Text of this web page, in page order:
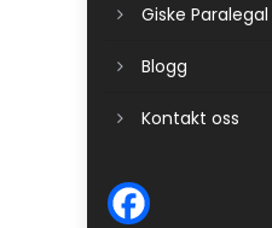
Giske Paralegal
Blogg
Kontakt oss